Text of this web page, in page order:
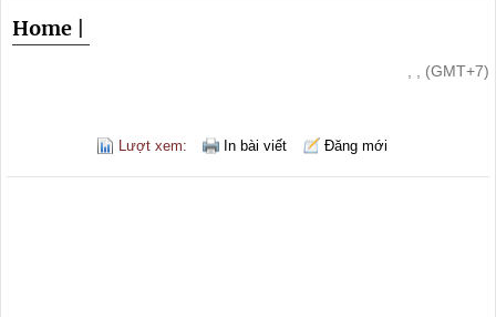
Home
, , (GMT+7)
Lượt xem: In bài viết Đăng mới